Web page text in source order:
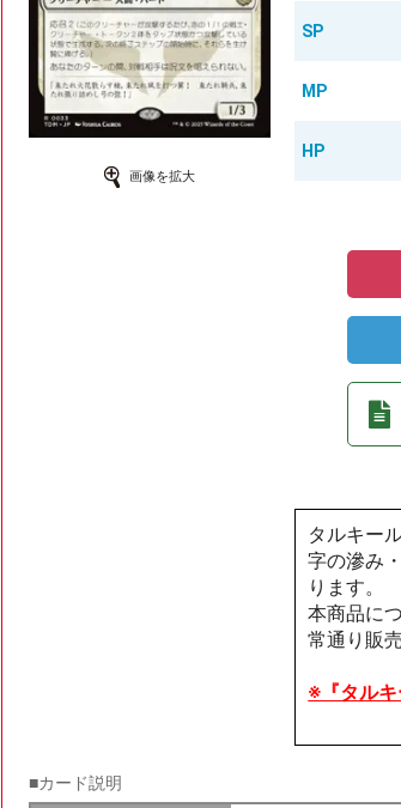
画像を拡大
SP
MP
HP
タルキー
字の滲み
ります。
本商品に
常通り販
※『タル
■カード説明